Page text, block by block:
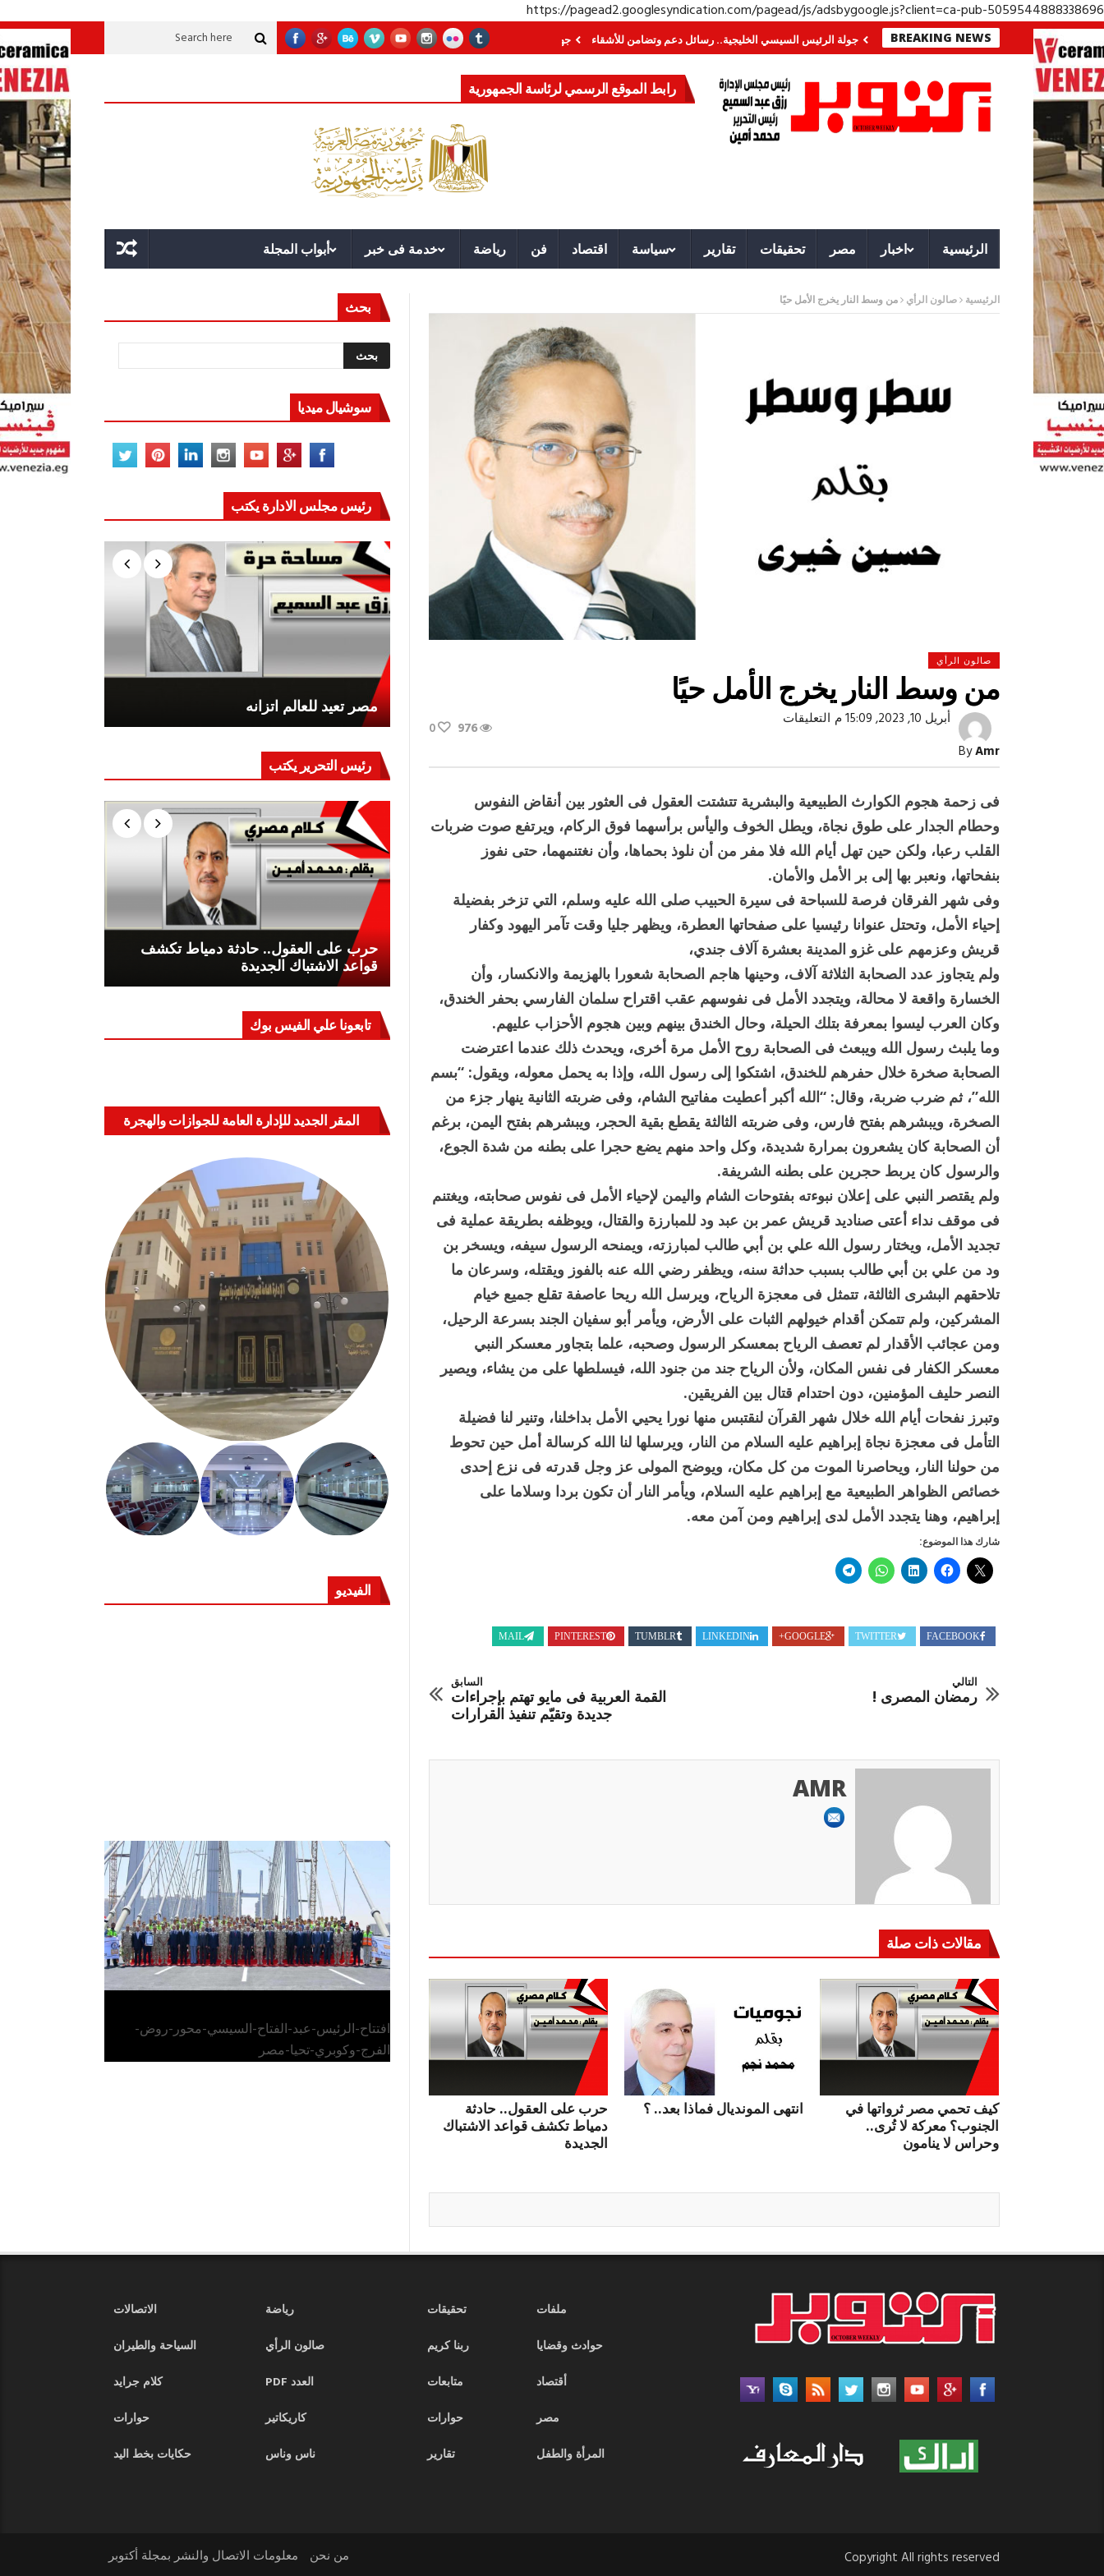
https://pagead2.googlesyndication.com/pagead/js/adsbygoogle.js?client=ca-pub-5059544888338696
BREAKING NEWS
معركة لا تُرى.. وحراس لا ينامون جولة الرئيس السيسي الخليجية.. رسائل دعم وتضامن للأشقاء جهاز مستقبل مصر نموذجا.. لماذا تُنشئ الدول كيانات تنموية عملاقة؟ قوة الدولة.. عندما يصبح التخطيط خط الدفاع الأول القيادة
رابط الموقع الرسمي لرئاسة الجمهورية
الرئيسية اخبار مصر تحقيقات تقارير سياسة اقتصاد فن رياضة خدمة فى خبر أبواب المجلة
الرئيسية صالون الرأي من وسط النار يخرج الأمل حيًا
صالون الرأي
من وسط النار يخرج الأمل حيًا
ByAmr
أبريل 10, 2023, 15:09 م التعليقات
يخرج
حيًا
مغلقة
976
0
فى زحمة هجوم الكوارث الطبيعية والبشرية تتشتت العقول فى العثور بين أنقاض النفوس
وحطام الجدار على طوق نجاة، ويطل الخوف واليأس برأسهما فوق الركام، ويرتفع صوت ضربات
القلب رعبا، ولكن حين تهل أيام الله فلا مفر من أن نلوذ بحماها، وأن نغتنمهما، حتى نفوز
بنفحاتها، ونعبر بها إلى بر الأمل والأمان.
وفى شهر الفرقان فرصة للسباحة فى سيرة الحبيب صلى الله عليه وسلم، التي تزخر بفضيلة
إحياء الأمل، وتحتل عنوانا رئيسيا على صفحاتها العطرة، ويظهر جليا وقت تآمر اليهود وكفار
قريش وعزمهم على غزو المدينة بعشرة آلاف جندي،
ولم يتجاوز عدد الصحابة الثلاثة آلاف، وحينها هاجم الصحابة شعورا بالهزيمة والانكسار، وأن
الخسارة واقعة لا محالة، ويتجدد الأمل فى نفوسهم عقب اقتراح سلمان الفارسي بحفر الخندق،
وكان العرب ليسوا بمعرفة بتلك الحيلة، وحال الخندق بينهم وبين هجوم الأحزاب عليهم.
وما يلبث رسول الله ويبعث فى الصحابة روح الأمل مرة أخرى، ويحدث ذلك عندما اعترضت
الصحابة صخرة خلال حفرهم للخندق، اشتكوا إلى رسول الله، وإذا به يحمل معوله، ويقول: “بسم
الله”، ثم ضرب ضربة، وقال: “الله أكبر أعطيت مفاتيح الشام، وفى ضربته الثانية ينهار جزء من
الصخرة، ويبشرهم بفتح فارس، وفى ضربته الثالثة يقطع بقية الحجر، ويبشرهم بفتح اليمن، برغم
أن الصحابة كان يشعرون بمرارة شديدة، وكل واحد منهم يضع حجرا على بطنه من شدة الجوع،
والرسول كان يربط حجرين على بطنه الشريفة.
ولم يقتصر النبي على إعلان نبوءته بفتوحات الشام واليمن لإحياء الأمل فى نفوس صحابته، ويغتنم
فى موقف نداء أعتى صناديد قريش عمر بن عبد ود للمبارزة والقتال، ويوظفه بطريقة عملية فى
تجديد الأمل، ويختار رسول الله علي بن أبي طالب لمبارزته، ويمنحه الرسول سيفه، ويسخر بن
ود من علي بن أبي طالب بسبب حداثة سنه، ويظفر رضي الله عنه بالفوز ويقتله، وسرعان ما
تلاحقهم البشرى الثالثة، تتمثل فى معجزة الرياح، ويرسل الله ريحا عاصفة تقلع جميع خيام
المشركين، ولم تتمكن أقدام خيولهم الثبات على الأرض، ويأمر أبو سفيان الجند بسرعة الرحيل،
ومن عجائب الأقدار لم تعصف الرياح بمعسكر الرسول وصحبه، علما بتجاور معسكر النبي
معسكر الكفار فى نفس المكان، ولأن الرياح جند من جنود الله، فيسلطها على من يشاء، ويصير
النصر حليف المؤمنين، دون احتدام قتال بين الفريقين.
وتبرز نفحات أيام الله خلال شهر القرآن لنقتبس منها نورا يحيي الأمل بداخلنا، وتنير لنا فضيلة
التأمل فى معجزة نجاة إبراهيم عليه السلام من النار، ويرسلها لنا الله كرسالة أمل حين تحوط
من حولنا النار، ويحاصرنا الموت من كل مكان، ويوضح المولى عز وجل قدرته فى نزع إحدى
خصائص الظواهر الطبيعية مع إبراهيم عليه السلام، ويأمر النار أن تكون بردا وسلاما على
إبراهيم، وهنا يتجدد الأمل لدى إبراهيم ومن آمن معه.
شارك هذا الموضوع:
FACEBOOK
TWITTER
GOOGLE+
LINKEDIN
TUMBLR
PINTEREST
MAIL
السابق
القمة العربية فى مايو تهتم بإجراءات
جديدة وتقيّم تنفيذ القرارات
التالي
رمضان المصرى !
AMR
مقالات ذات صلة
حرب على العقول.. حادثة
دمياط تكشف قواعد الاشتباك
الجديدة
انتهى المونديال فماذا بعد.. ؟
كيف تحمي مصر ثرواتها في
الجنوب؟ معركة لا تُرى..
وحراس لا ينامون
بحث
سوشيال ميديا
رئيس مجلس الادارة يكتب
مصر تعيد للعالم اتزانه التشجيع «أخلاق» وليس «تحفيل»
رئيس التحرير يكتب
حرب على العقول.. حادثة دمياط تكشف
قواعد الاشتباك الجديدة
معركة لا تُرى.. وحراس لا ينامون
جهاز مستقبل مصر نموذجا.. لماذا تُنشئ
الدول كيانات تنموية عملاقة؟
تابعونا علي الفيس بوك
المقر الجديد للإدارة العامة للجوازات والهجرة
الفيديو
الرئيس عبد الفتاح السيسي يفتتح محور روض
الفرج وكوبري تحيا مصر
افتتاح-الرئيس-عبد-الفتاح-السيسي-محور-روض-
الفرج-وكوبري-تحيا-مصر
رياضة
الاتصالات
صالون الرأي
السياحة والطيران
العدد PDF
كلام جرايد
كاريكاتير
حوارات
ناس وناس
حكايات بخط اليد
ملفات
تحقيقات
حوادث وقضايا
ربنا كريم
أقتصاد
متابعات
مصر
حوارات
المرأة والطفل
تقارير
Copyright All rights reserved من نحن معلومات الاتصال والنشر بمجلة أكتوبر